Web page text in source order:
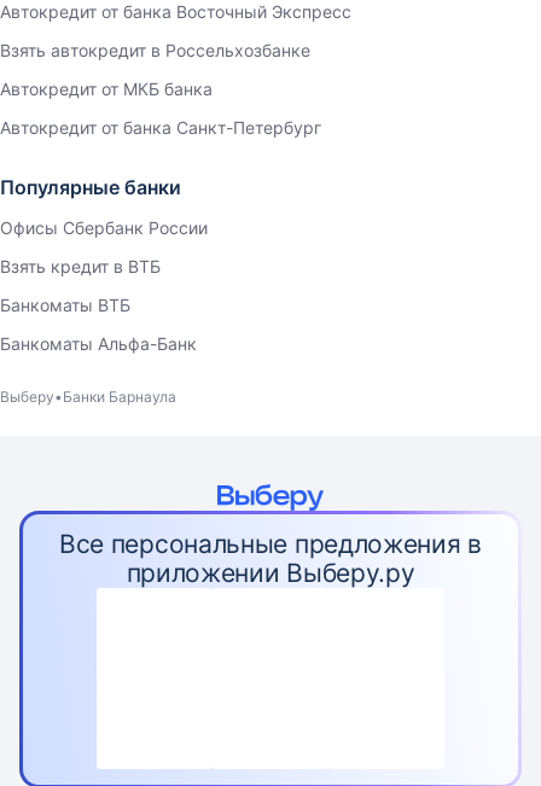
Автокредит от банка Восточный Экспресс
Взять автокредит в Россельхозбанке
Автокредит от МКБ банка
Автокредит от банка Санкт-Петербург
Популярные банки
Офисы Сбербанк России
Взять кредит в ВТБ
Банкоматы ВТБ
Банкоматы Альфа-Банк
Выберу Банки Барнаула
Все персональные предложения в
приложении Выберу.ру